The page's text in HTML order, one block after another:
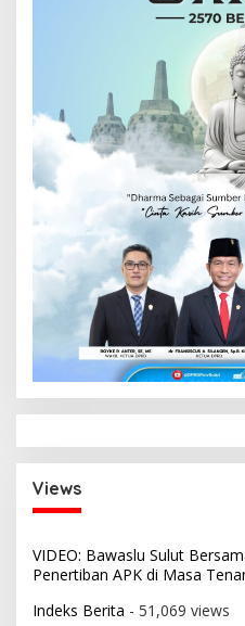
Views
VIDEO: Bawaslu Sulut
Penertiban APK di Masa
Indeks Berita - 51,069 views